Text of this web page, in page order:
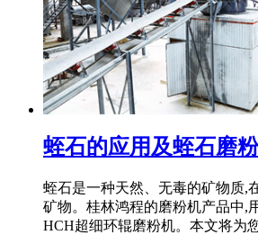
蛭石的应用及蛭石磨
蛭石是一种天然、无毒的矿物质,
矿物。桂林鸿程的磨粉机产品中,
HCH超细环辊磨粉机。本文将为